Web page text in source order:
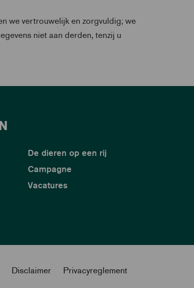
we vertrouwelijk en zorgvuldig; we
niet aan derden, tenzij u
De dieren op een rij
Campagne
Vacatures
Disclaimer Privacyreglement